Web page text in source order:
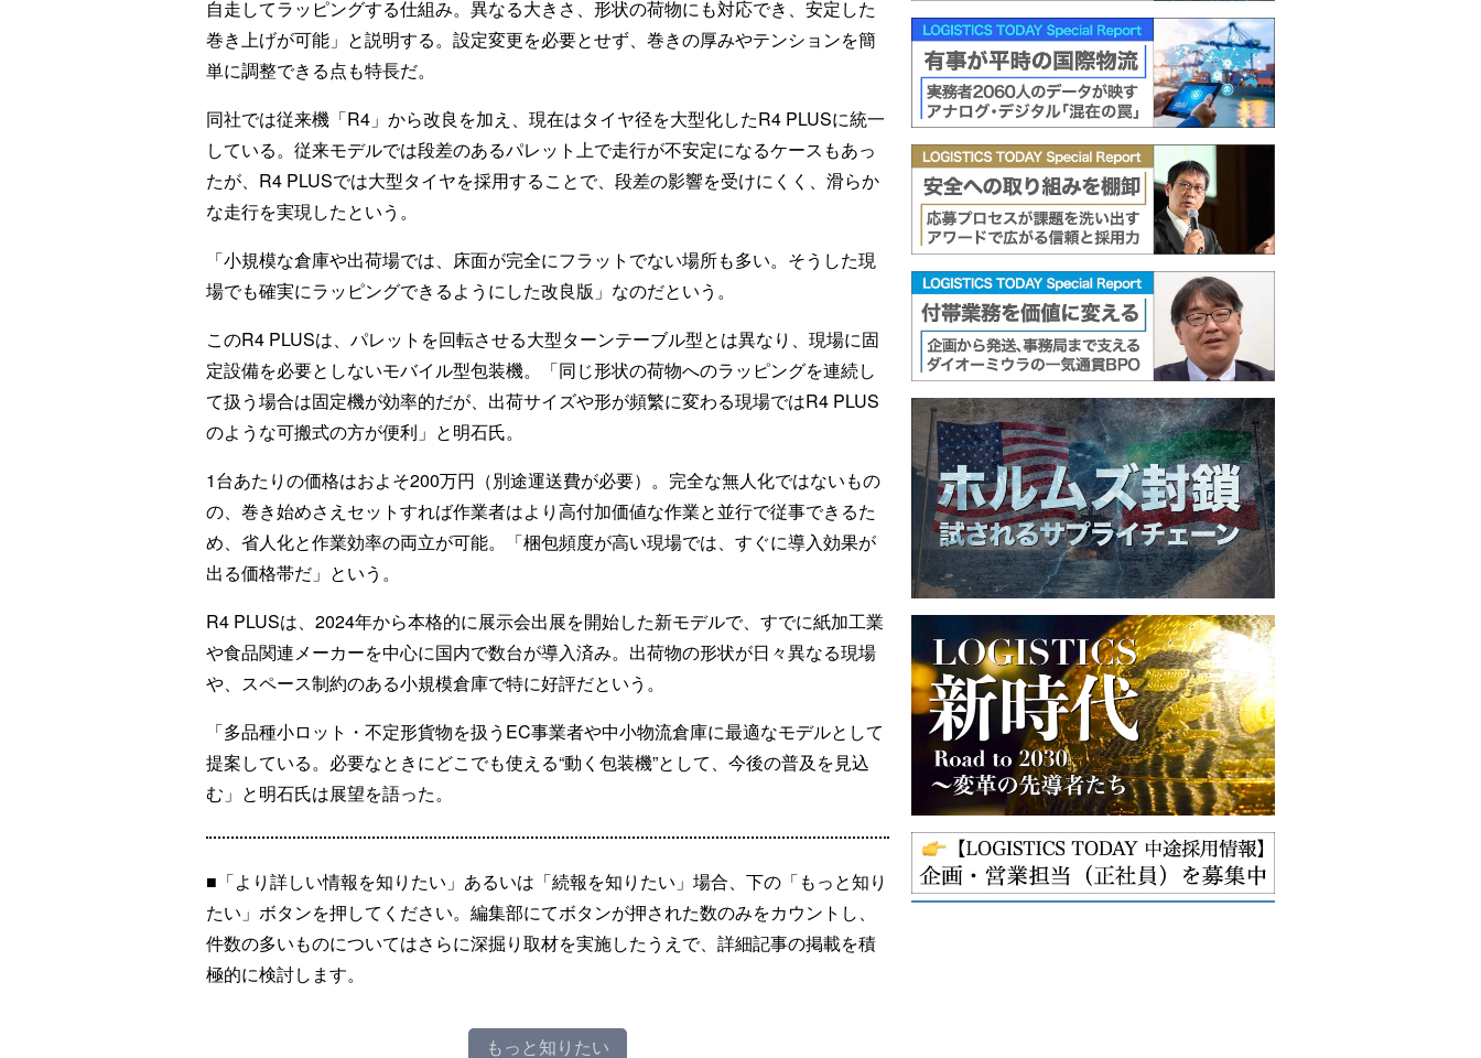
自走してラッピングする仕組み。異なる大きさ、形状の荷物にも対応でき、安定した
巻き上げが可能」と説明する。設定変更を必要とせず、巻きの厚みやテンションを簡
単に調整できる点も特長だ。
同社では従来機「R4」から改良を加え、現在はタイヤ径を大型化したR4 PLUSに統一
している。従来モデルでは段差のあるパレット上で走行が不安定になるケースもあっ
たが、R4 PLUSでは大型タイヤを採用することで、段差の影響を受けにくく、滑らか
な走行を実現したという。
「小規模な倉庫や出荷場では、床面が完全にフラットでない場所も多い。そうした現
場でも確実にラッピングできるようにした改良版」なのだという。
このR4 PLUSは、パレットを回転させる大型ターンテーブル型とは異なり、現場に固
定設備を必要としないモバイル型包装機。「同じ形状の荷物へのラッピングを連続し
て扱う場合は固定機が効率的だが、出荷サイズや形が頻繁に変わる現場ではR4 PLUS
のような可搬式の方が便利」と明石氏。
1台あたりの価格はおよそ200万円（別途運送費が必要）。完全な無人化ではないもの
の、巻き始めさえセットすれば作業者はより高付加価値な作業と並行で従事できるた
め、省人化と作業効率の両立が可能。「梱包頻度が高い現場では、すぐに導入効果が
出る価格帯だ」という。
R4 PLUSは、2024年から本格的に展示会出展を開始した新モデルで、すでに紙加工業
や食品関連メーカーを中心に国内で数台が導入済み。出荷物の形状が日々異なる現場
や、スペース制約のある小規模倉庫で特に好評だという。
「多品種小ロット・不定形貨物を扱うEC事業者や中小物流倉庫に最適なモデルとして
提案している。必要なときにどこでも使える“動く包装機”として、今後の普及を見込
む」と明石氏は展望を語った。
■「より詳しい情報を知りたい」あるいは「続報を知りたい」場合、下の「もっと知り
たい」ボタンを押してください。編集部にてボタンが押された数のみをカウントし、
件数の多いものについてはさらに深掘り取材を実施したうえで、詳細記事の掲載を積
極的に検討します。
もっと知りたい